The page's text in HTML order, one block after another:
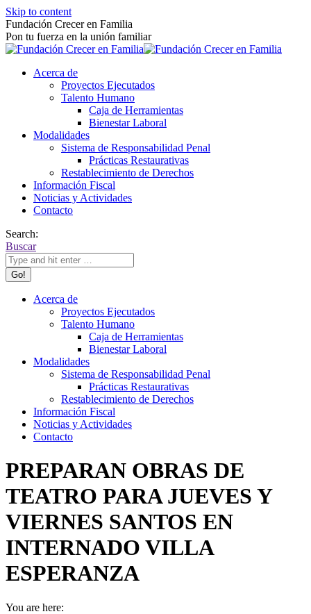
Skip to content
Fundación Crecer en Familia
Pon tu fuerza en la unión familiar
Acerca de
Proyectos Ejecutados
Talento Humano
Caja de Herramientas
Bienestar Laboral
Modalidades
Sistema de Responsabilidad Penal
Prácticas Restaurativas
Restablecimiento de Derechos
Información Fiscal
Noticias y Actividades
Contacto
Search:
Buscar
Acerca de
Proyectos Ejecutados
Talento Humano
Caja de Herramientas
Bienestar Laboral
Modalidades
Sistema de Responsabilidad Penal
Prácticas Restaurativas
Restablecimiento de Derechos
Información Fiscal
Noticias y Actividades
Contacto
PREPARAN OBRAS DE
TEATRO PARA JUEVES Y
VIERNES SANTOS EN
INTERNADO VILLA
ESPERANZA
You are here: